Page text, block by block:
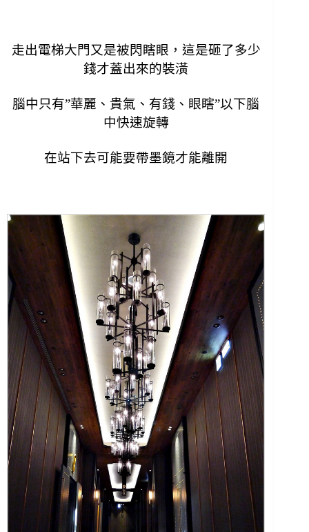
走出電梯大門又是被閃瞎眼，這是砸了多少
錢才蓋出來的裝潢
腦中只有”華麗、貴氣、有錢、眼瞎”以下腦
中快速旋轉
在站下去可能要帶墨鏡才能離開